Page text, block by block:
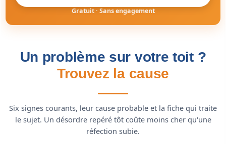
Gratuit · Sans engagement
Un problème sur votre toit ?
Trouvez la cause
Six signes courants, leur cause probable et la fiche qui traite
le sujet. Un désordre repéré tôt coûte moins cher qu'une
réfection subie.